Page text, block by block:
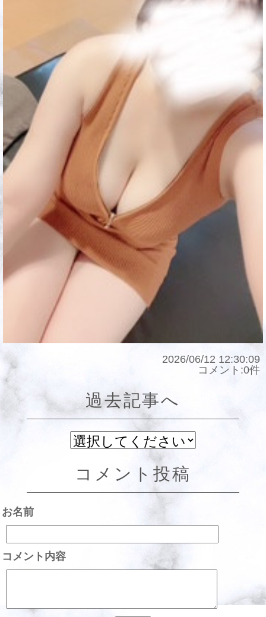
2026/06/12 12:30:09
コメント:0件
過去記事へ
コメント投稿
お名前
コメント内容